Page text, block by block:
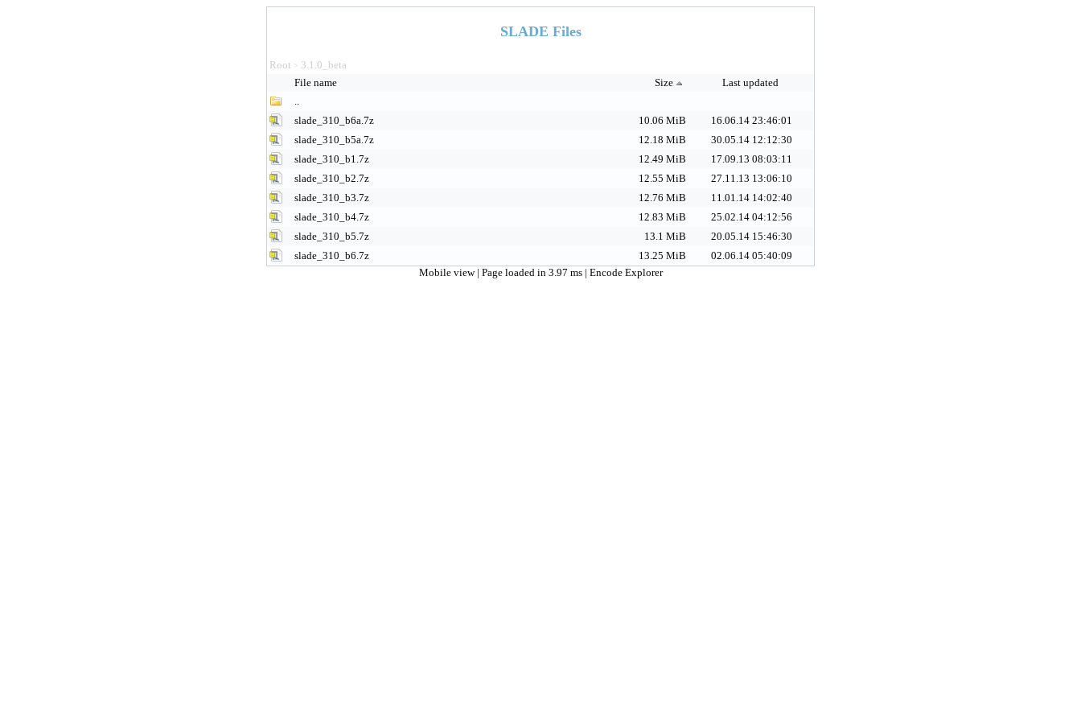
SLADE Files
Root > 3.1.0_beta
File name
Size
Last updated
..
slade_310_b6a.7z
10.06 MiB
16.06.14 23:46:01
slade_310_b5a.7z
12.18 MiB
30.05.14 12:12:30
slade_310_b1.7z
12.49 MiB
17.09.13 08:03:11
slade_310_b2.7z
12.55 MiB
27.11.13 13:06:10
slade_310_b3.7z
12.76 MiB
11.01.14 14:02:40
slade_310_b4.7z
12.83 MiB
25.02.14 04:12:56
slade_310_b5.7z
13.1 MiB
20.05.14 15:46:30
slade_310_b6.7z
13.25 MiB
02.06.14 05:40:09
Mobile view | Page loaded in 3.97 ms | Encode Explorer